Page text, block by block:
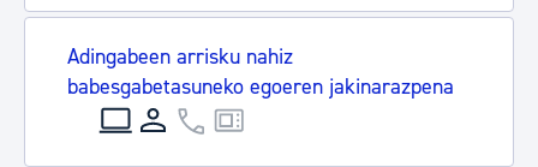
Adingabeen arrisku nahiz
babesgabetasuneko egoeren jakinarazpena